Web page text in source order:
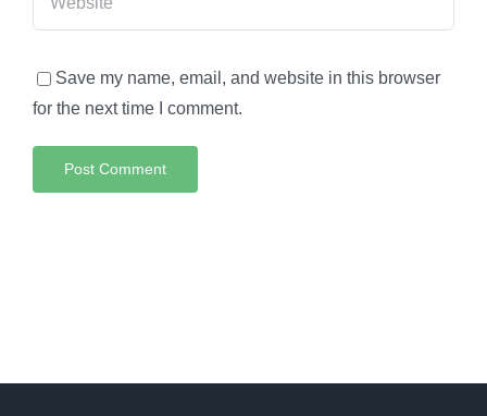
Save my name, email, and website in this browser
for the next time I comment.